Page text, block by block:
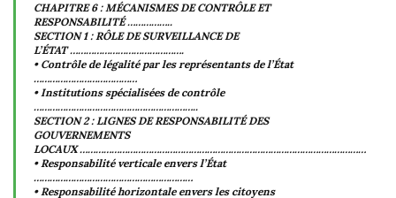
CHAPITRE 6 : MÉCANISMES DE CONTRÔLE ET
RESPONSABILITÉ ……………..
SECTION 1 : RÔLE DE SURVEILLANCE DE
L’ÉTAT …………………………………….
• Contrôle de légalité par les représentants de l’État
…………………………………
• Institutions spécialisées de contrôle
……………………………………………………..
SECTION 2 : LIGNES DE RESPONSABILITÉ DES
GOUVERNEMENTS
LOCAUX ………………………………………………………………………………………………
• Responsabilité verticale envers l’État
……………………………………………………
• Responsabilité horizontale envers les citoyens